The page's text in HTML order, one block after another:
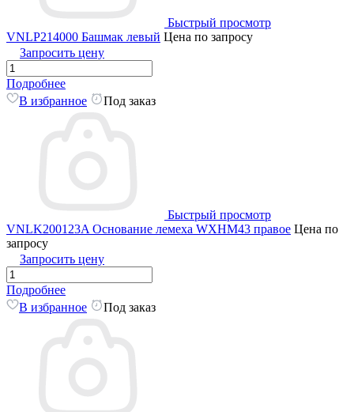
Быстрый просмотр
VNLP214000 Башмак левый Цена по запросу
Запросить цену
Подробнее
В избранное
Под заказ
Быстрый просмотр
VNLK200123A Основание лемеха WXHM43 правое Цена по
запросу
Запросить цену
Подробнее
В избранное
Под заказ